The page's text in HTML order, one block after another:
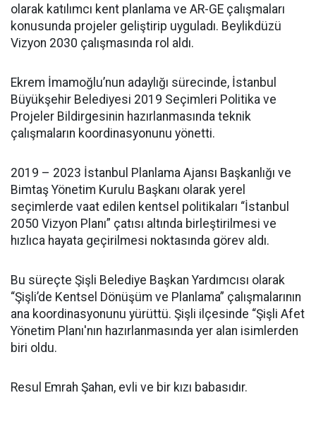
olarak katılımcı kent planlama ve AR-GE çalışmaları
konusunda projeler geliştirip uyguladı. Beylikdüzü
Vizyon 2030 çalışmasında rol aldı.
Ekrem İmamoğlu’nun adaylığı sürecinde, İstanbul
Büyükşehir Belediyesi 2019 Seçimleri Politika ve
Projeler Bildirgesinin hazırlanmasında teknik
çalışmaların koordinasyonunu yönetti.
2019 – 2023 İstanbul Planlama Ajansı Başkanlığı ve
Bimtaş Yönetim Kurulu Başkanı olarak yerel
seçimlerde vaat edilen kentsel politikaları “İstanbul
2050 Vizyon Planı” çatısı altında birleştirilmesi ve
hızlıca hayata geçirilmesi noktasında görev aldı.
Bu süreçte Şişli Belediye Başkan Yardımcısı olarak
“Şişli’de Kentsel Dönüşüm ve Planlama” çalışmalarının
ana koordinasyonunu yürüttü. Şişli ilçesinde “Şişli Afet
Yönetim Planı'nın hazırlanmasında yer alan isimlerden
biri oldu.
Resul Emrah Şahan, evli ve bir kızı babasıdır.